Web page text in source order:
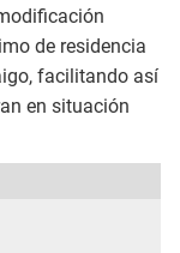
de residencia
facilitando así
en situación